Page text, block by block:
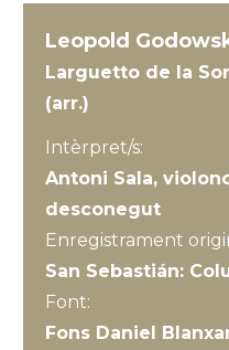
Leopold
Larguetto de la
(arr.)
Intèrpret/s:
Antoni Sala,
desconegut
Enregistrament
San Sebastián:
Font:
Fons Daniel